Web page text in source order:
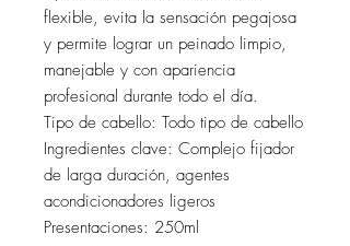
flexible, evita la sensación pegajosa
y permite lograr un peinado limpio,
manejable y con apariencia
profesional durante todo el día.
Tipo de cabello: Todo tipo de cabello
Ingredientes clave: Complejo fijador
de larga duración, agentes
acondicionadores ligeros
Presentaciones: 250ml